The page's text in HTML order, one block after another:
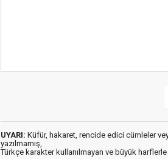
UYARI: Küfür, hakaret, rencide edici cümleler
yazılmamış,
Türkçe karakter kullanılmayan ve büyük